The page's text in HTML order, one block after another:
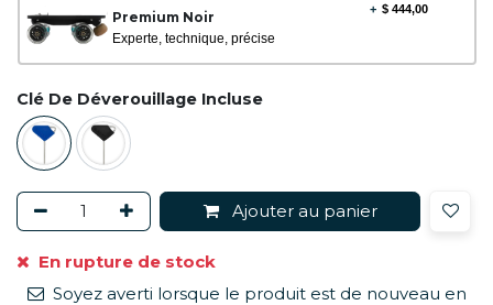
Premium Noir
Experte, technique, précise
+ $ 444,00
Clé De Déverouillage Incluse
Ajouter au panier
En rupture de stock
Soyez averti lorsque le produit est de nouveau en